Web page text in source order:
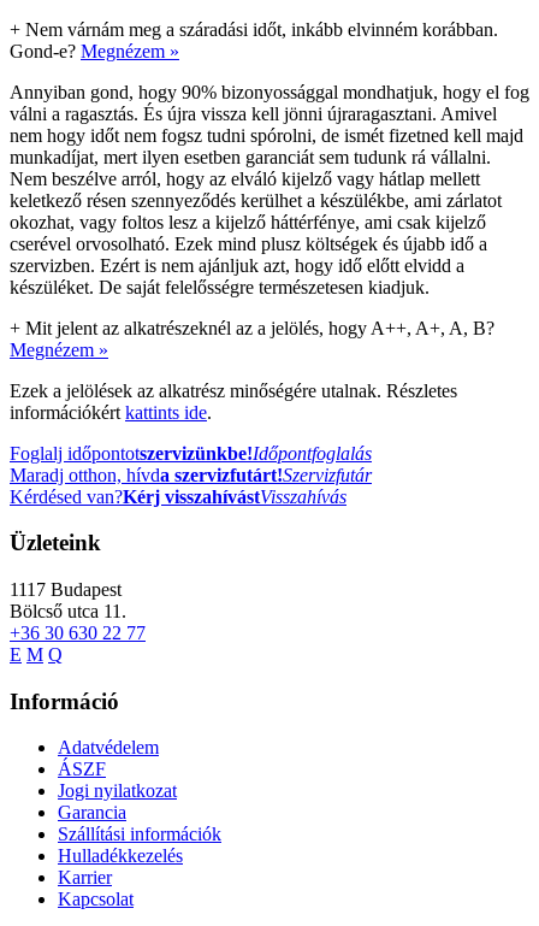
+ Nem várnám meg a száradási időt, inkább elvinném korábban.
Gond-e? Megnézem »
Annyiban gond, hogy 90% bizonyossággal mondhatjuk, hogy el fog
válni a ragasztás. És újra vissza kell jönni újraragasztani. Amivel
nem hogy időt nem fogsz tudni spórolni, de ismét fizetned kell majd
munkadíjat, mert ilyen esetben garanciát sem tudunk rá vállalni.
Nem beszélve arról, hogy az elváló kijelző vagy hátlap mellett
keletkező résen szennyeződés kerülhet a készülékbe, ami zárlatot
okozhat, vagy foltos lesz a kijelző háttérfénye, ami csak kijelző
cserével orvosolható. Ezek mind plusz költségek és újabb idő a
szervizben. Ezért is nem ajánljuk azt, hogy idő előtt elvidd a
készüléket. De saját felelősségre természetesen kiadjuk.
+ Mit jelent az alkatrészeknél az a jelölés, hogy A++, A+, A, B?
Megnézem »
Ezek a jelölések az alkatrész minőségére utalnak. Részletes
információkért kattints ide.
Foglalj időpontotszervizünkbe!Időpontfoglalás
Maradj otthon, hívda szervizfutárt!Szervizfutár
Kérdésed van?Kérj visszahívástVisszahívás
Üzleteink
1117 Budapest
Bölcső utca 11.
+36 30 630 22 77
E M Q
Információ
Adatvédelem
ÁSZF
Jogi nyilatkozat
Garancia
Szállítási információk
Hulladékkezelés
Karrier
Kapcsolat